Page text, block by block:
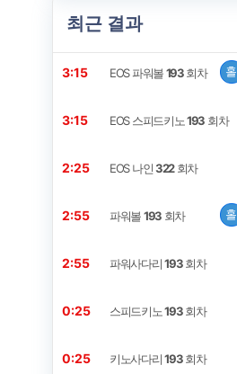
최근 결과
3:14 EOS 파워볼193회차 홀
3:14 EOS 스피드키노193 회차
2:24 EOS 나인322회차
2:54 파워볼193회차 홀
2:54 파워사다리193회차
0:24 스피드키노193회차
0:24 키노사다리193회차